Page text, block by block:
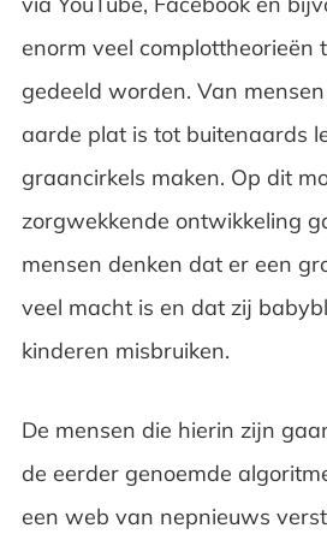
enorm veel complottheorieën
gedeeld worden. Van
aarde plat is tot buitenaards
graancirkels maken. Op dit
zorgwekkende ontwikkeling
mensen denken dat er een
veel macht is en dat zij
kinderen misbruiken.
De mensen die hierin zijn
de eerder genoemde
een web van nepnieuws